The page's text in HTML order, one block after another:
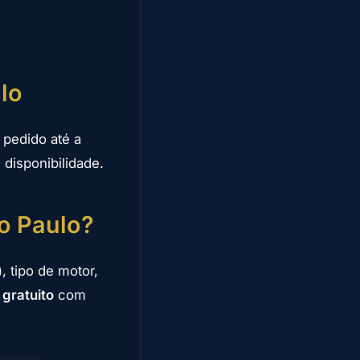
até a
Paulo?
tipo de motor,
gratuito com